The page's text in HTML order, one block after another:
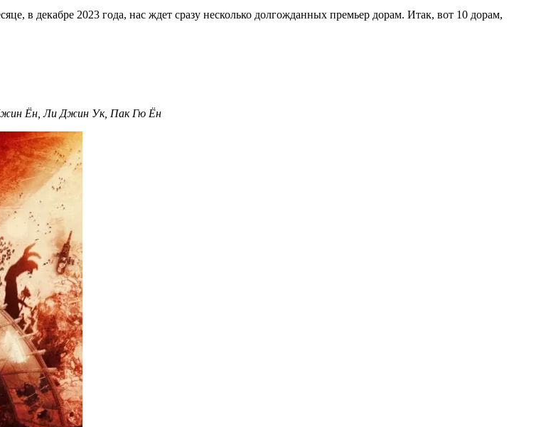
в декабре 2023 года, нас ждет сразу несколько долгожданных премьер дорам. Итак, вот 10 дорам,
Ён, Ли Джин Ук, Пак Гю Ён